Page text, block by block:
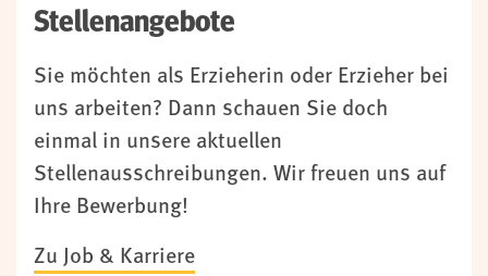
Stellenangebote
Sie möchten als Erzieherin oder Erzieher bei
uns arbeiten? Dann schauen Sie doch
einmal in unsere aktuellen
Stellenausschreibungen. Wir freuen uns auf
Ihre Bewerbung!
Zu Job & Karriere